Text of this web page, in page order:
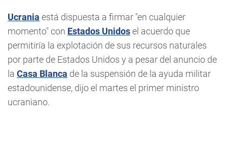
Ucrania está dispuesta a firmar "en cualquier
momento" con Estados Unidosel acuerdo que
permitiría la explotación de sus recursos naturales
por parte de Estados Unidos y a pesar del anuncio de
la Casa Blanca de la suspensión de la ayuda militar
estadounidense, dijo el martes el primer ministro
ucraniano.